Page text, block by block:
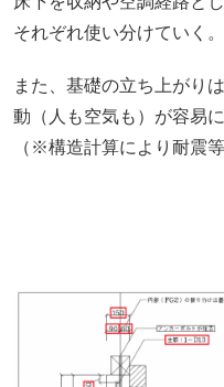
それぞれ使い分けていく。
また、基礎の立ち上がり
動（人も空気も）が容易
（※構造計算により耐震